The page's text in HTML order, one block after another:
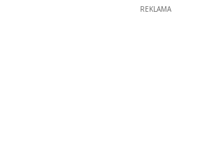
REKLAMA